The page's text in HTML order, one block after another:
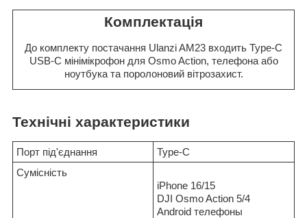
Комплектація
До комплекту постачання Ulanzi AM23 входить Type-C
USB-C мінімікрофон для Osmo Action, телефона або
ноутбука та поролоновий вітрозахист.
Технічні характеристики
Порт під'єднання
Type-C
Сумісність
iPhone 16/15
DJI Osmo Action 5/4
Android телефоны